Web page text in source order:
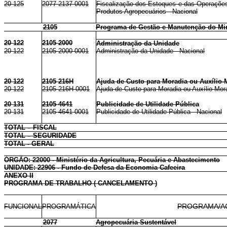
20 125 2077 2137 0001
Fiscalização dos Estoques e das
Produtos Agropecuários - Nacional
2105 Programa de Gestão e Manutenção do
20 122 2105 2000
Administração da Unidade
20 122
2105 2000 0001 Administração da Unidade - Nacional
20 122 2105 216H
Ajuda de Custo para Moradia ou Auxílio-
20 122
2105 216H 0001
Ajuda de Custo para Moradia ou Auxílio-
20 131
2105 4641
Publicidade de Utilidade Pública
20 131
2105 4641 0001 Publicidade de Utilidade Pública - Nacional
TOTAL – FISCAL
TOTAL – SEGURIDADE
TOTAL - GERAL
ÓRGÃO: 22000 - Ministério da Agricultura, Pecuária e Abastecimento
UNIDADE: 22906 - Fundo de Defesa da Economia Cafeeira
ANEXO II
PROGRAMA DE TRABALHO ( CANCELAMENTO )
FUNCIONALPROGRAMÁTICA PROGRAMA/
2077 Agropecuária Sustentável